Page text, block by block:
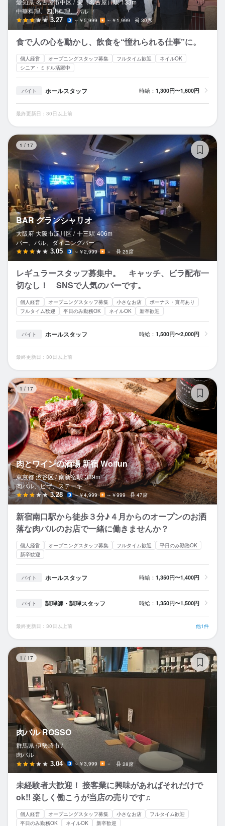
中華料理、四川料理、バル
3.27 ～￥5,999 ～￥1,999 30席
食で人の心を動かし、飲食を“憧れられる仕事”に。
個人経営 オープニングスタッフ募集 フルタイム歓迎
ネイルOK
シニア・ミドル活躍中
バイト ホールスタッフ 時給： 1,300円〜1,600円
最終更新日：30日以上前
1 / 17
BAR グランシャリオ
大阪府 大阪市淀川区 / 十三駅 406m
バー、バル、ダイニングバー
3.05 ～￥2,999 － 25席
レギュラースタッフ募集中。 キャッチ、ビラ配布一
切なし！ SNSで人気のバーです。
個人経営 オープニングスタッフ募集 小さなお店
ボーナス・賞与あり
フルタイム歓迎
平日のみ勤務OK ネイルOK 新卒歓迎
バイト ホールスタッフ 時給： 1,500円〜2,000円
最終更新日：30日以上前
1 / 17
肉とワインの酒場 新宿 Wolfun
東京都 渋谷区 / 南新宿駅 339m
肉バル、ピザ、ステーキ
3.28 ～￥4,999 ～￥999 47席
新宿南口駅から徒歩３分♪４月からのオープンのお洒
落な肉バルのお店で一緒に働きませんか？
個人経営 オープニングスタッフ募集 フルタイム歓迎
平日のみ勤務OK
新卒歓迎
バイト ホールスタッフ 時給： 1,350円〜1,400円
バイト 調理師・調理スタッフ 時給： 1,350円〜1,500円
最終更新日：30日以上前 他1件
1 / 17
肉バル ROSSO
群馬県 伊勢崎市 /
肉バル
3.04 ～￥3,999 － 28席
未経験者大歓迎！ 接客業に興味があればそれだけで
ok!! 楽しく働こうが当店の売りです♫
個人経営 オープニングスタッフ募集 小さなお店
フルタイム歓迎
平日のみ勤務OK
ネイルOK 新卒歓迎